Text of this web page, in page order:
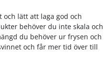
och lätt att laga god och
behöver du inte skala och
du behöver ur frysen och
och får mer tid över till